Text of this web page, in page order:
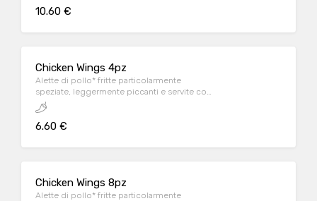
10.60 €
Chicken Wings 4pz
Alette di pollo* fritte particolarmente
speziate, leggermente piccanti e servite con
salsa OWW
6.60 €
Chicken Wings 8pz
Alette di pollo* fritte particolarmente